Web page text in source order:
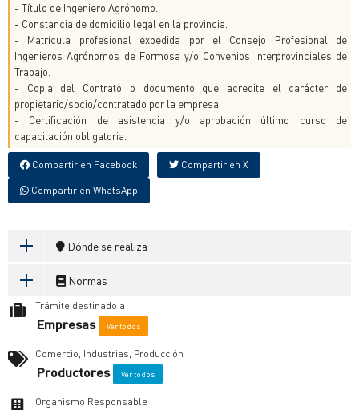
- Título de Ingeniero Agrónomo.
- Constancia de domicilio legal en la provincia.
- Matrícula profesional expedida por el Consejo Profesional de
Ingenieros Agrónomos de Formosa y/o Convenios Interprovinciales de
Trabajo.
- Copia del Contrato o documento que acredite el carácter de
propietario/socio/contratado por la empresa.
- Certificación de asistencia y/o aprobación último curso de
capacitación obligatoria.
Compartir en Facebook Compartir en X
Compartir en WhatsApp
Dónde se realiza
Normas
Trámite destinado a
Empresas Ver todos
Comercio, Industrias, Producción
Productores Ver todos
Organismo Responsable